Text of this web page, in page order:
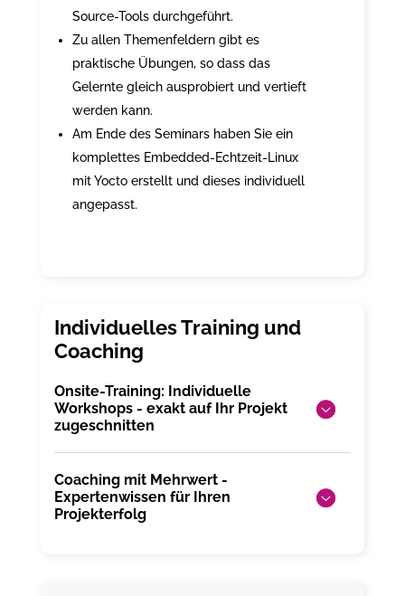
Source-Tools durchgeführt.
Zu allen Themenfeldern gibt es
praktische Übungen, so dass das
Gelernte gleich ausprobiert und vertieft
werden kann.
Am Ende des Seminars haben Sie ein
komplettes Embedded-Echtzeit-Linux
mit Yocto erstellt und dieses individuell
angepasst.
Onsite-Training: Individuelle
Workshops - exakt auf Ihr Projekt
zugeschnitten
Coaching mit Mehrwert -
Expertenwissen für Ihren
Projekterfolg